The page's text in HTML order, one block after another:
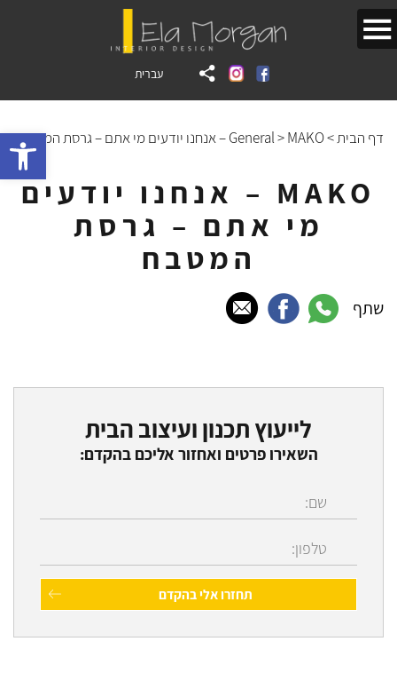
עברית
דף הבית>
General>MAKO – אנחנו יודעים מי אתם – גרסת המטבח
MAKO – אנחנו יודעים
מי אתם – גרסת
המטבח
שתף
לייעוץ תכנון ועיצוב הבית
השאירו פרטים ואחזור אליכם בהקדם: